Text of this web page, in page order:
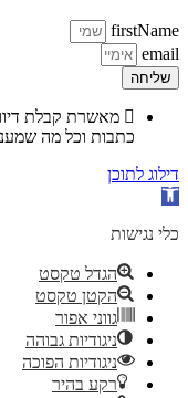
firstName
email
שליחה
מאשרת קבלת
כתבות וכל מה
דילוג לתוכן
פתח סרגל נגישות
כלי נגישות
הגדל טקסט
הקטן טקסט
גווני אפור
ניגודיות גבוהה
ניגודיות הפוכה
רקע בהיר